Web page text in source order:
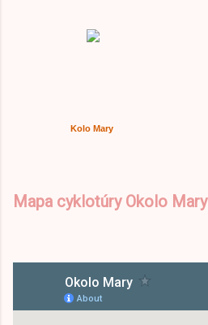
Kolo Mary
Mapa cyklotúry Okolo Mary